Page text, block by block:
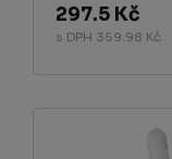
297.5 Kč
s DPH 359.98 Kč